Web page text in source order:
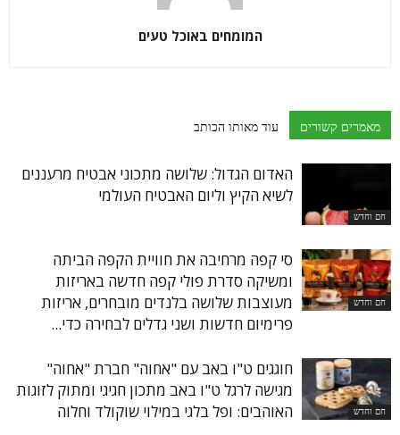
המומחים באוכל טעים
מאמרים קשורים עוד מאותו הכותב
חם וחדש
האדום הגדול: שלושה מתכוני אבטיח מרעננים
לשיא הקיץ וליום האבטיח העולמי
חם וחדש
סי קפה מרחיבה את חוויית הקפה הביתה
ומשיקה סדרת פולי קפה חדשה באריזות
מעוצבות שלושה בלנדים מובחרים, אריזות
פרימיום חדשות ושני גדלים לבחירה כדי...
חם וחדש
חוגגים ט"ו באב עם "אחוה" חברת "אחוה"
מגישה לרגל ט"ו באב מתכון חגיגי ומתוק לזוגות
האוהבים: ופל בלגי במילוי שוקולד וחלוה